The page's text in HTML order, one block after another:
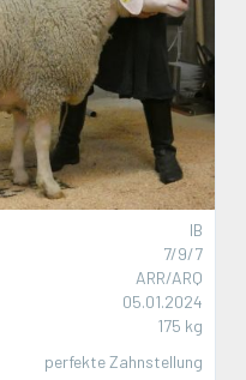
IB
7/9/7
ARR/ARQ
05.01.2024
175 kg
perfekte Zahnstellung